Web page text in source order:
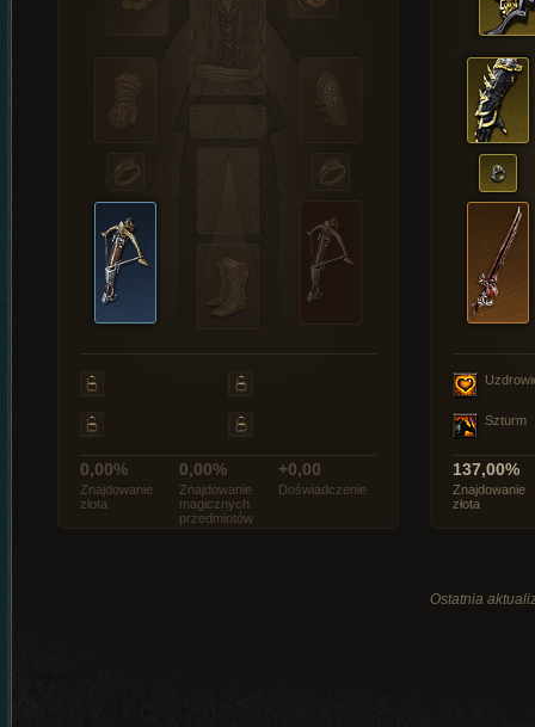
0,00%
Znajdowanie
złota
0,00%
Znajdowanie
magicznych
przedmiotów
+0,00
Doświadczenie
Szturm
137,00%
Znajdowanie
złota
Ostatnia